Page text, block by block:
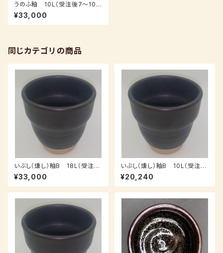
うのふ釉 10L（受注後7～10日
後発送）
¥33,000
同じカテゴリの商品
いぶし（燻し）釉B 18L（受注
後、3～7日後発送）
¥33,000
いぶし（燻し）釉B 10L（受注
後、3～7日後発送）
¥20,240